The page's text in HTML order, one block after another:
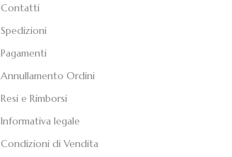
Contatti
Spedizioni
Pagamenti
Annullamento Ordini
Resi e Rimborsi
Informativa legale
Condizioni di Vendita